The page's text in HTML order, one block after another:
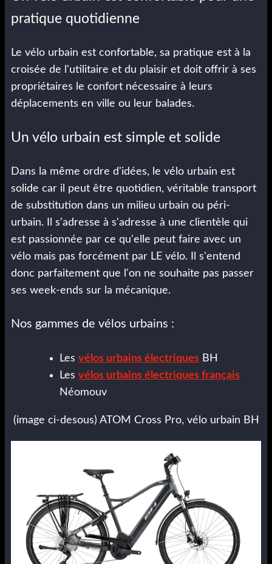
pratique quotidienne
Le vélo urbain est confortable, sa pratique est à la
croisée de l'utilitaire et du plaisir et doit offrir à ses
propriétaires le confort nécessaire à leurs
déplacements en ville ou leur balades.
Un vélo urbain est simple et solide
Dans la même ordre d'idées, le vélo urbain est
solide car il peut être quotidien, véritable transport
de substitution dans un milieu urbain ou péri-
urbain. Il s'adresse à s'adresse à une clientèle qui
est passionnée par ce qu'elle peut faire avec un
vélo mais pas forcément par LE vélo. Il s'entend
donc parfaitement que l'on ne souhaite pas passer
ses week-ends sur la mécanique.
Nos gammes de vélos urbains :
Les vélos urbains électriques BH
Les vélos urbains électriques français
Néomouv
(image ci-desous) ATOM Cross Pro, vélo urbain BH